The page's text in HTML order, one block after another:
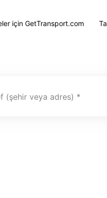
için GetTransport.com
(şehir veya adres)